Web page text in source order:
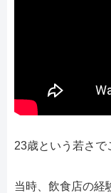
23歳という若さで
当時、飲食店の経